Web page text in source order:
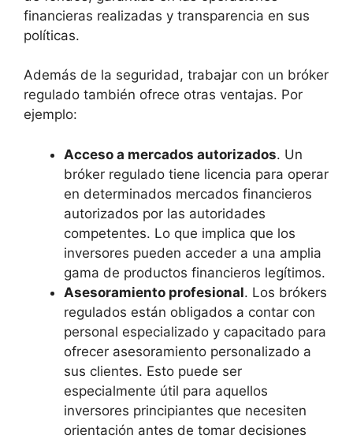
financieras realizadas y transparencia en sus
políticas.
Además de la seguridad, trabajar con un bróker
regulado también ofrece otras ventajas. Por
ejemplo:
Acceso a mercados autorizados. Un
bróker regulado tiene licencia para operar
en determinados mercados financieros
autorizados por las autoridades
competentes. Lo que implica que los
inversores pueden acceder a una amplia
gama de productos financieros legítimos.
Asesoramiento profesional. Los brókers
regulados están obligados a contar con
personal especializado y capacitado para
ofrecer asesoramiento personalizado a
sus clientes. Esto puede ser
especialmente útil para aquellos
inversores principiantes que necesiten
orientación antes de tomar decisiones